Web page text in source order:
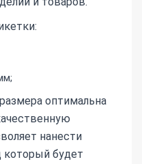
оптимальна
нанести
будет